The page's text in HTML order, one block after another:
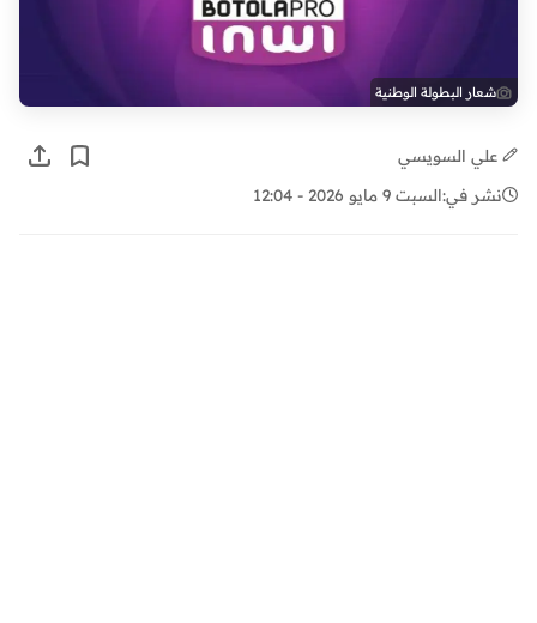
شعار البطولة الوطنية
علي السويسي
نشر في:السبت 9 مايو 2026 - 12:04